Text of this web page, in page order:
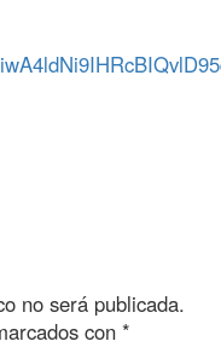
no será publicada.
con *